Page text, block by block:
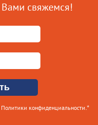
Вами свяжемся!
Политики конфиденциальности .*